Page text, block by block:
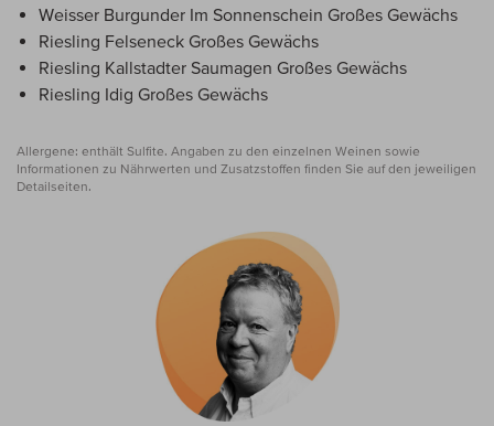
Weisser Burgunder Im Sonnenschein Großes Gewächs
Riesling Felseneck Großes Gewächs
Riesling Kallstadter Saumagen Großes Gewächs
Riesling Idig Großes Gewächs
Allergene: enthält Sulfite. Angaben zu den einzelnen Weinen sowie
Informationen zu Nährwerten und Zusatzstoffen finden Sie auf den jeweiligen
Detailseiten.